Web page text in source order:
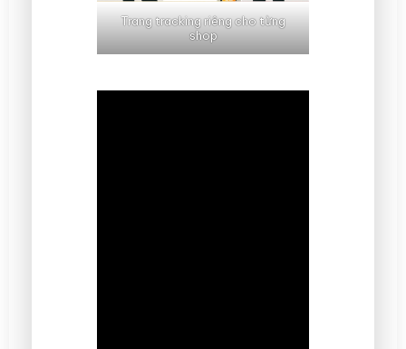
Trang tracking riêng cho từng
shop